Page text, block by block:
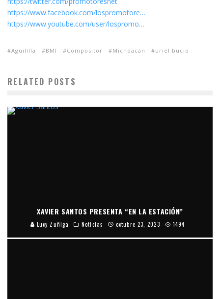
https://www.facebook.com/lospromotore…
https://www.youtube.com/user/lospromo…
Aguililla BMI Compositor Michoacán uriel bucio
RELATED POSTS
XAVIER SANTOS PRESENTA “EN LA ESTACIÓN”
Lucy Zuñiga Noticias octubre 23, 2023 1494